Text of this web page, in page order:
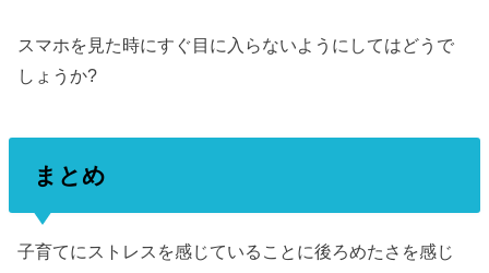
スマホを見た時にすぐ目に入らないようにしてはどうで
しょうか?
まとめ
子育てにストレスを感じていることに後ろめたさを感じ